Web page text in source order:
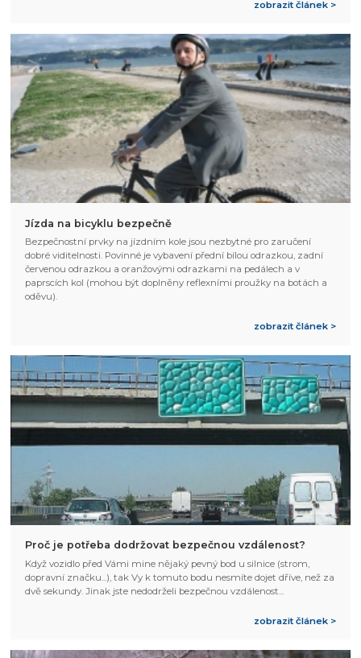
zobrazit článek >
Jízda na bicyklu bezpečně
Bezpečnostní prvky na jízdním kole jsou nezbytné pro zaručení
dobré viditelnosti. Povinné je vybavení přední bílou odrazkou, zadní
červenou odrazkou a oranžovými odrazkami na pedálech a v
paprscích kol (mohou být doplněny reflexními proužky na botách a
oděvu).
zobrazit článek >
Proč je potřeba dodržovat bezpečnou vzdálenost?
Když vozidlo před Vámi mine nějaký pevný bod u silnice (strom,
dopravní značku...), tak Vy k tomuto bodu nesmíte dojet dříve, než za
dvě sekundy. Jinak jste nedodrželi bezpečnou vzdálenost...
zobrazit článek >